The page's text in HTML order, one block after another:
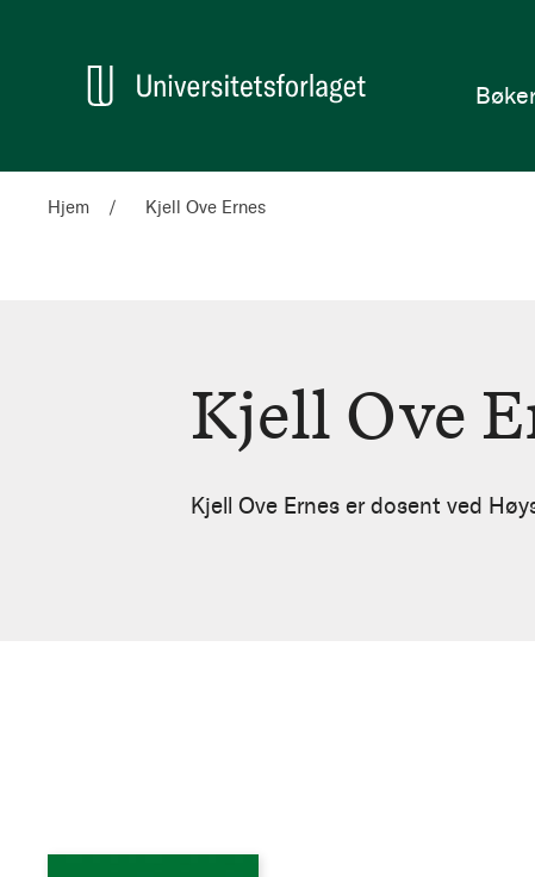
Hjem
Hjem Kjell Ove Ernes
Kjell Ove
Kjell Ove Ernes er dosent ved